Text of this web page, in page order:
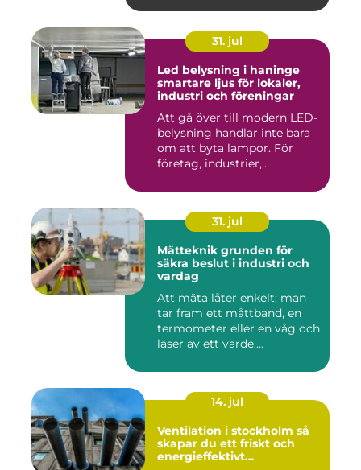
31. jul
Led belysning i haninge
smartare ljus för lokaler,
industri och föreningar
Att gå över till modern LED-
belysning handlar inte bara
om att byta lampor. För
företag, industrier,...
31. jul
Mätteknik grunden för
säkra beslut i industri och
vardag
Att mäta låter enkelt: man
tar fram ett måttband, en
termometer eller en våg och
läser av ett värde....
14. jul
Ventilation i stockholm så
skapar du ett friskt och
energieffektivt